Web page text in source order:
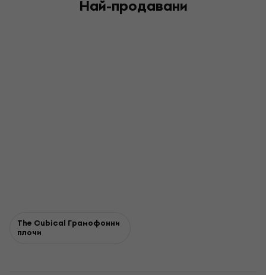
Най-продавани
The Cubical Грамофонни
плочи